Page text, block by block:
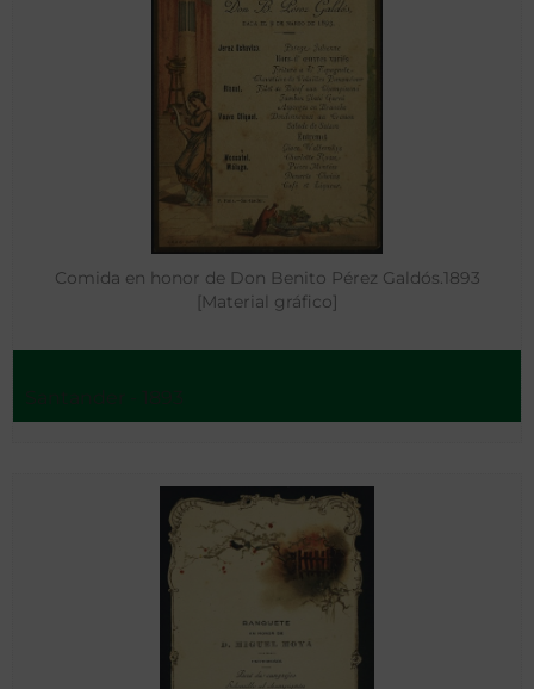
Comida en honor de Don Benito Pérez Galdós.1893
[Material gráfico]